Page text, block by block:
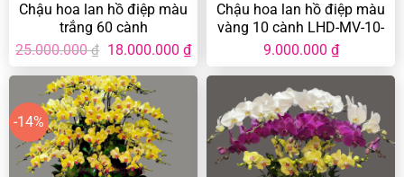
Chậu hoa lan hồ điệp màu
trắng 60 cành
25.000.000₫ Giá
là:
25.000.000 ₫.
18.000.000 ₫Giá
hiện
tại
18.000.000 ₫.
Chậu hoa lan hồ điệp màu
vàng 10 cành LHD-MV-10-
CS-10-02
9.000.000 ₫
-14%